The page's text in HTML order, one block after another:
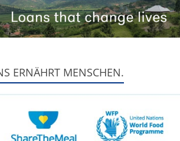
ERNÄHRT MENSCHEN.